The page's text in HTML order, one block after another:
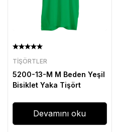
TIŞÖRTLER
5200-13-M M Beden Yeşil
Bisiklet Yaka Tişört
Devamını oku